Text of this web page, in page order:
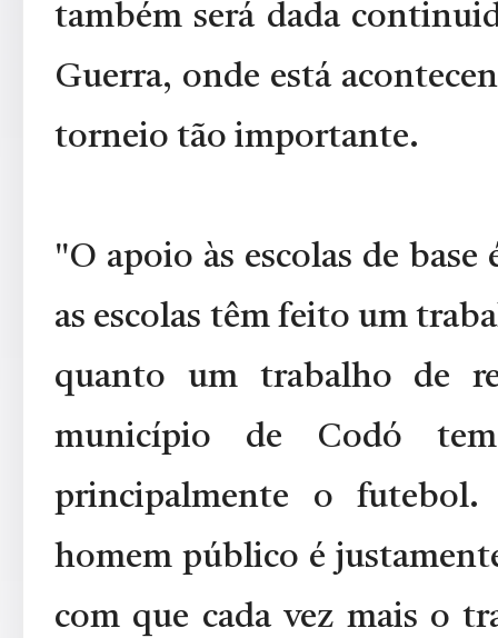
também será dada
Guerra, onde está
torneio tão importante.
"O apoio às escolas de
as escolas têm feito um
quanto um trabalho de
município de Codó
principalmente o
homem público é
com que cada vez mais o